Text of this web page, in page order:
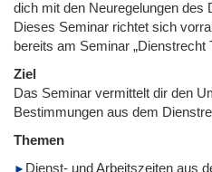
dich mit den Neuregelungen des
Dieses Seminar richtet sich
bereits am Seminar „Dienstrecht
Ziel
Das Seminar vermittelt dir den
Bestimmungen aus dem
Themen
Dienst- und Arbeitszeiten aus